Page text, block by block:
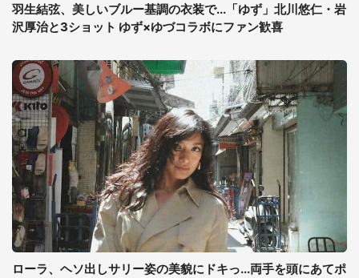
羽生結弦、美しいブルー基調の衣装で...「ゆず」北川悠仁・岩
沢厚治と3ショット ゆず×ゆづコラボにファン歓喜
ローラ、ヘソ出しサリー姿の美貌にドキっ...両手を頭にあてポ